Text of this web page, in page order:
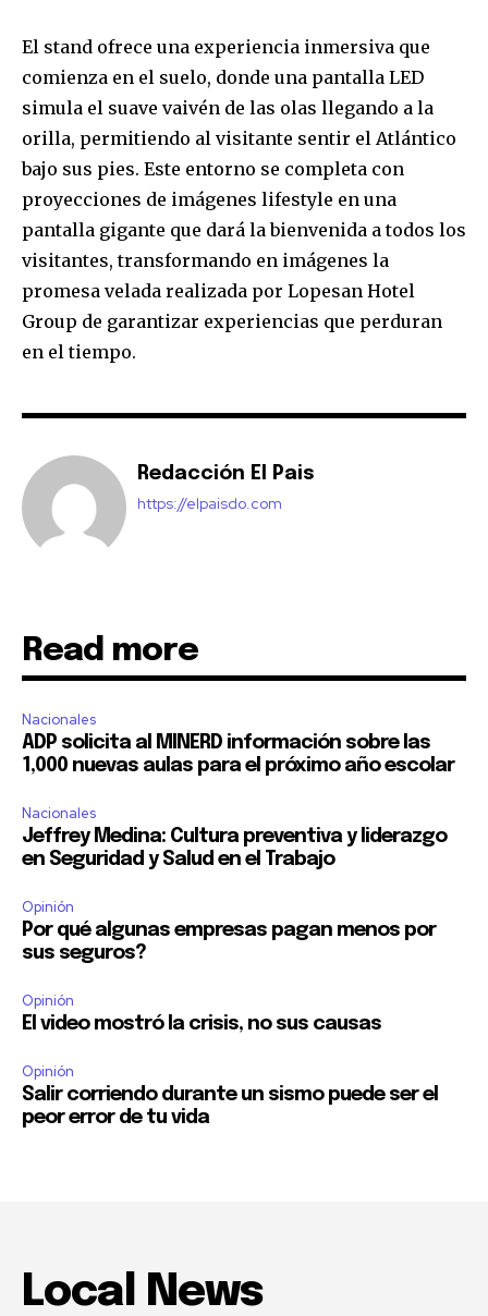
El stand ofrece una experiencia inmersiva que
comienza en el suelo, donde una pantalla LED
simula el suave vaivén de las olas llegando a la
orilla, permitiendo al visitante sentir el Atlántico
bajo sus pies. Este entorno se completa con
proyecciones de imágenes lifestyle en una
pantalla gigante que dará la bienvenida a todos los
visitantes, transformando en imágenes la
promesa velada realizada por Lopesan Hotel
Group de garantizar experiencias que perduran
en el tiempo.
Redacción El Pais
https://elpaisdo.com
Read more
Nacionales
ADP solicita al MINERD información sobre las
1,000 nuevas aulas para el próximo año escolar
Nacionales
Jeffrey Medina: Cultura preventiva y liderazgo
en Seguridad y Salud en el Trabajo
Opinión
Por qué algunas empresas pagan menos por
sus seguros?
Opinión
El video mostró la crisis, no sus causas
Opinión
Salir corriendo durante un sismo puede ser el
peor error de tu vida
Local News